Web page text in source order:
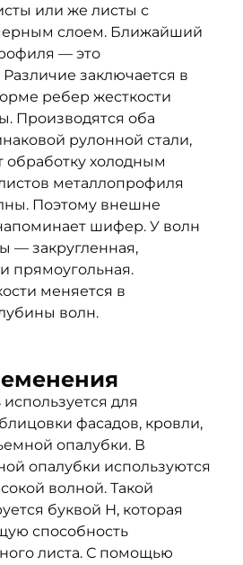
или же листы с
слоем. Ближайший
— это
заключается в
ребер жесткости
Производятся оба
рулонной стали,
обработку холодным
металлопрофиля
Поэтому внешне
шифер. У волн
— закругленная,
прямоугольная.
меняется в
волн.
для
фасадов, кровли,
опалубки. В
опалубки используются
волной. Такой
буквой Н, которая
способность
листа. С помощью